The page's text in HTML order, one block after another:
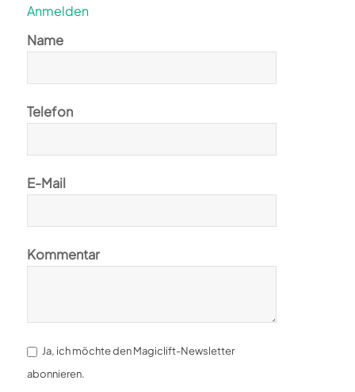
Anmelden
Name
Telefon
E-Mail
Kommentar
Ja, ich möchte den Magiclift-Newsletter
abonnieren.